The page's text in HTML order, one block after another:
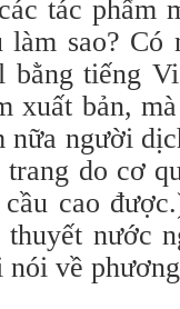
tác phẩm
sao? Có
bằng tiếng
xuất bản,
nữa người
do cơ
cao
nước
về